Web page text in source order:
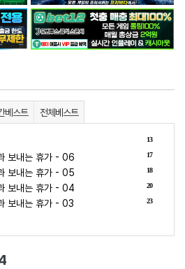
베스트 전체베스트
13
17
보내는 휴가 - 06
18
보내는 휴가 - 05
20
보내는 휴가 - 04
23
보내는 휴가 - 03